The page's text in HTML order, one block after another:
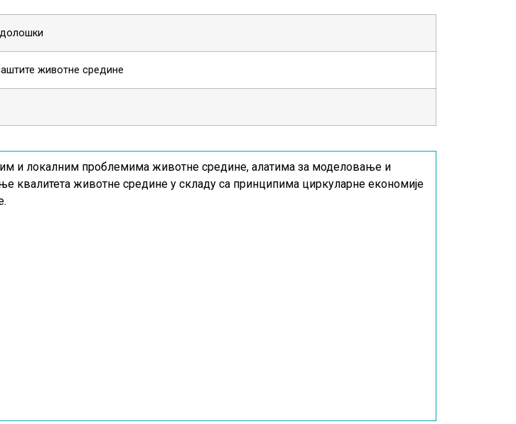
животне средине
и локалним проблемима животне средине, алатима за моделовање и
квалитета животне средине у складу са принципима циркуларне економије